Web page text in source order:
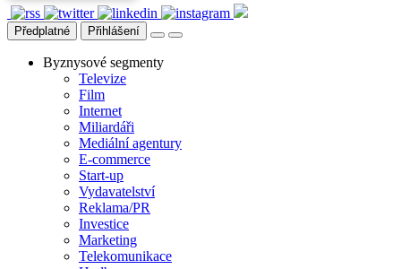
Předplatné Přihlášení
Byznysové segmenty
Televize
Film
Internet
Miliardáři
Mediální agentury
E-commerce
Start-up
Vydavatelství
Reklama/PR
Investice
Marketing
Telekomunikace